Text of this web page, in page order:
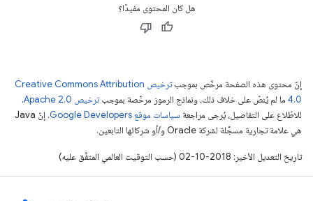
هل كان المحتوى مفيدًا؟
إنّ محتوى هذه الصفحة مرخّص بموجب
ترخيص Creative Commons Attribution
4.0‏ ما لم يُنصّ على خلاف ذلك، ونماذج الرموز مرخّصة بموجبترخيص Apache 2.0‏
.
للاطّلاع على التفاصيل، يُرجى مراجعة سياسات موقع Google Developers‏
. إنّ Java
هي علامة تجارية مسجَّلة لشركة Oracle و/أو شركائها التابعين.
تاريخ التعديل الأخير: 2018-10-02 (حسب التوقيت العالمي المتفَّق عليه)